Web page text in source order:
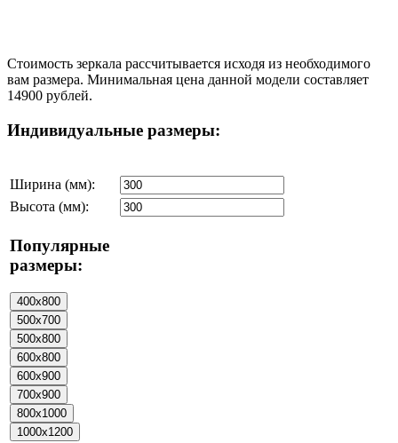
Стоимость зеркала рассчитывается исходя из необходимого
вам размера. Минимальная цена данной модели составляет
14900 рублей.
Индивидуальные размеры:
Ширина (мм):
Высота (мм):
Популярные
размеры: